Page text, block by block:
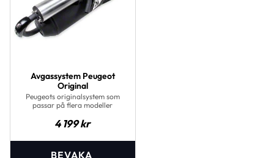
Avgassystem Peugeot
Original
Peugeots originalsystem som
passar på flera modeller
4 199kr